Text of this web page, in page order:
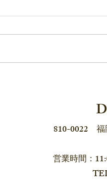
810-0022 福
営業時間：